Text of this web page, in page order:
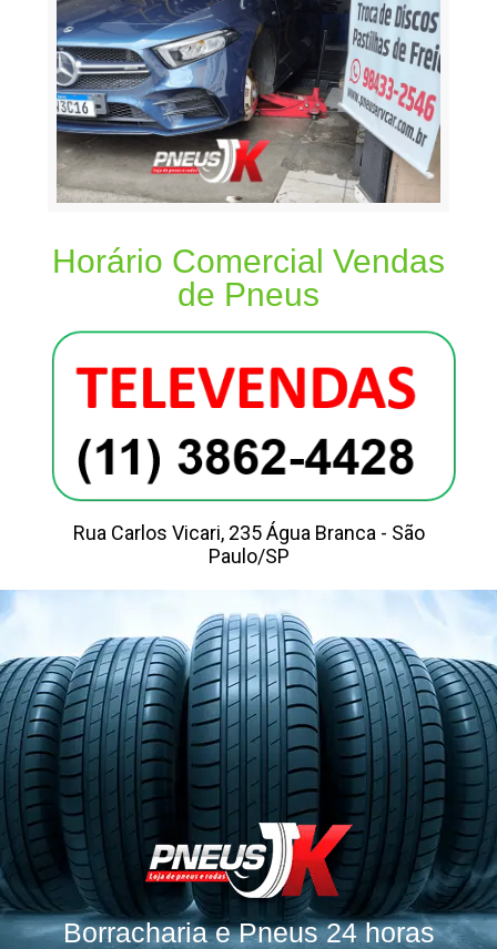
Horário Comercial Vendas
de Pneus
Rua Carlos Vicari, 235 Água Branca - São
Paulo/SP
Borracharia e Pneus 24 horas